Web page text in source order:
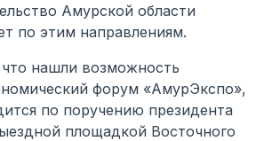
Амурской области
по этим направлениям.
нашли возможность
форум «АмурЭкспо»,
по поручению президента
площадкой Восточного